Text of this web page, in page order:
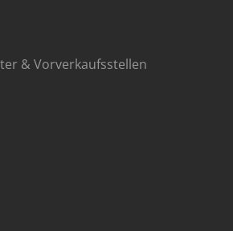
& Vorverkaufsstellen